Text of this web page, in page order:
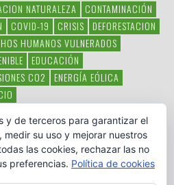
NATURALEZA
CONTAMINACIÓN
COVID-19 CRISIS
DEFORESTACION
HUMANOS VULNERADOS
EDUCACIÓN
CO2
ENERGÍA EÓLICA
AMBIENTE
MÉXICO
PAZ POBREZA POESÍA
POLITICA
SOBERANÍA ALIMENTARIA
TECNOLOGÍA VERTIDO PETROLEO
y de terceros para garantizar el
su uso y mejorar nuestros
las cookies, rechazar las no
preferencias. Política de cookies